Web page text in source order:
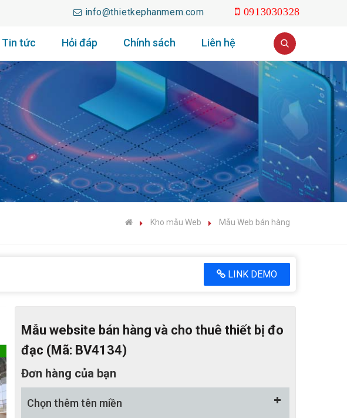
info@thietkephanmem.com 0913030328
Tin tức Hỏi đáp Chính sách Liên hệ
Kho mẫu Web Mẫu Web bán hàng
LINK DEMO
Mẫu website bán hàng và cho thuê thiết bị đo
đạc (Mã: BV4134)
Đơn hàng của bạn
Chọn thêm tên miền